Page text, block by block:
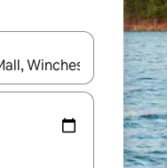
клавишите